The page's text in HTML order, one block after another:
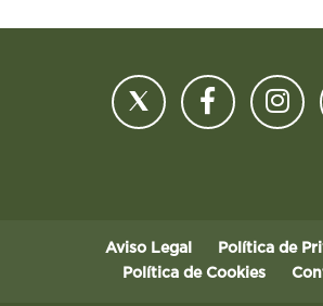
Aviso Legal
Política de
Política de Cookies